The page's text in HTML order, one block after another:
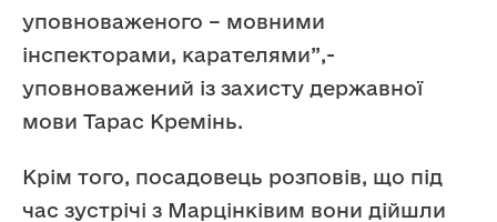
уповноваженого – мовними
інспекторами, карателями”,-
уповноважений із захисту державної
мови Тарас Кремінь.
Крім того, посадовець розповів, що під
час зустрічі з Марцінківим вони дійшли